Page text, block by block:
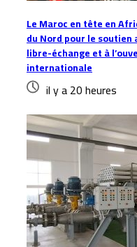
Le Maroc en tête en
du Nord pour le soutien
libre-échange et à
internationale
il y a 20 heures